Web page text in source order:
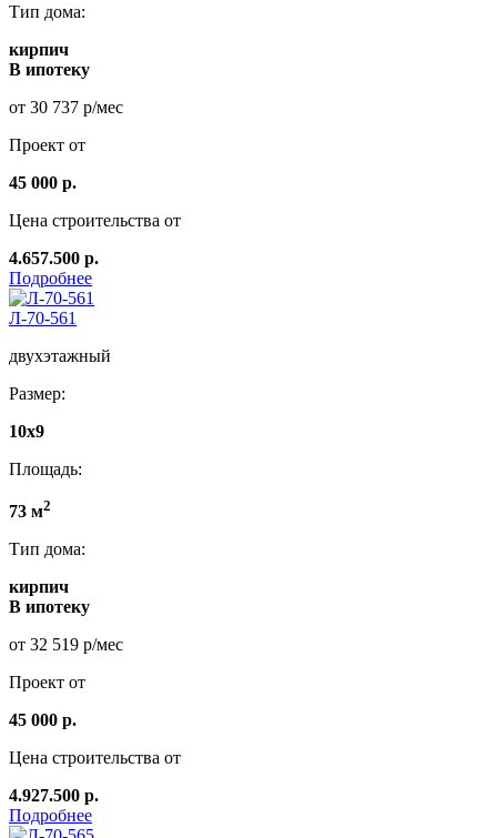
Тип дома:
кирпич
В ипотеку
от 30 737 р/мес
Проект от
45 000 р.
Цена строительства от
4.657.500 р.
Подробнее
Л-70-561
двухэтажный
Размер:
10х9
Площадь:
73 м2
Тип дома:
кирпич
В ипотеку
от 32 519 р/мес
Проект от
45 000 р.
Цена строительства от
4.927.500 р.
Подробнее